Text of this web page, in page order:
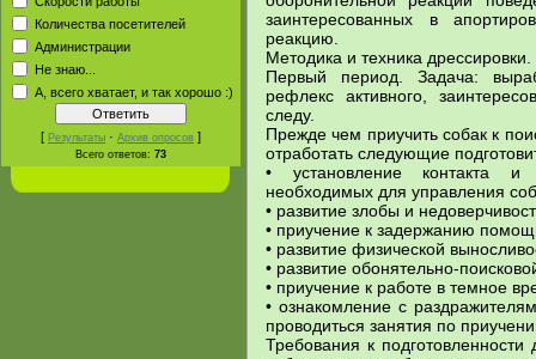
Количества посетителей
Администрации
Не знаю...
А, всего хватает, и так хорошо :)
[ Результаты · Архив опросов ]
Всего ответов: 73
заинтересованных в
реакцию.
Методика и техника дрессировки.
Первый период. Задача:
рефлекс активного,
следу.
Прежде чем приучить собак к
отработать следующие
• установление контакта и
необходимых для управления
• развитие злобы и
• приучение к задержанию
• развитие физической
• развитие обонятельно-
• приучение к работе в темное
• ознакомление с
проводиться занятия по
Требования к